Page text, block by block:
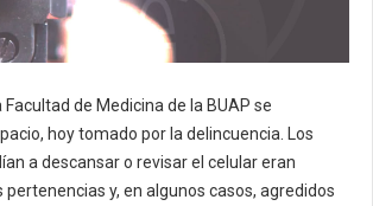
de Medicina de la BUAP se
hoy tomado por la delincuencia. Los
a descansar o revisar el celular eran
pertenencias y, en algunos casos, agredidos